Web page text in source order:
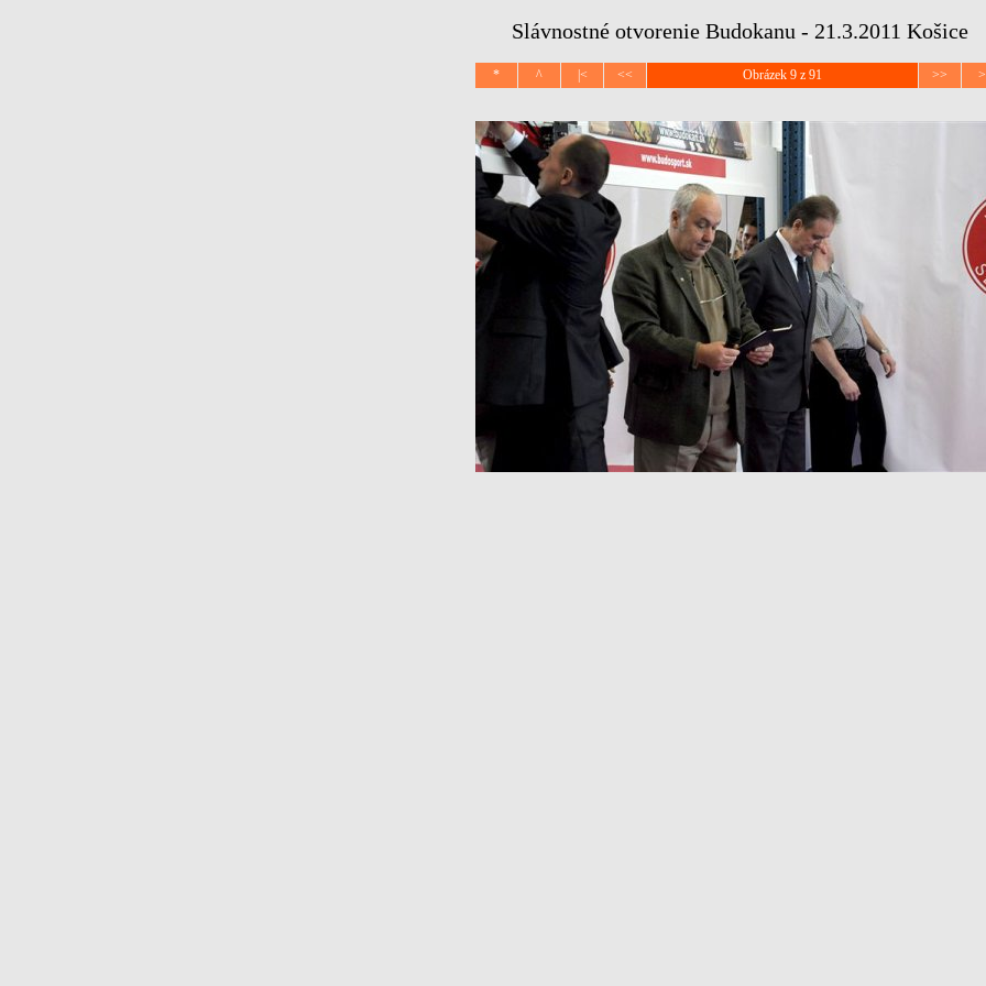
Slávnostné otvorenie Budokanu - 21.3.2011 Košice
* ^ |< << Obrázek 9 z 91 >>